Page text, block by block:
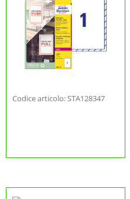
Codice articolo: STA128347